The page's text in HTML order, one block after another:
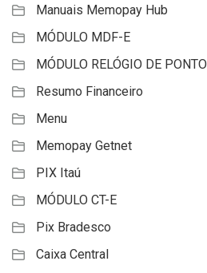
Manuais Memopay Hub
MÓDULO MDF-E
MÓDULO RELÓGIO DE PONTO
Resumo Financeiro
Menu
Memopay Getnet
PIX Itaú
MÓDULO CT-E
Pix Bradesco
Caixa Central